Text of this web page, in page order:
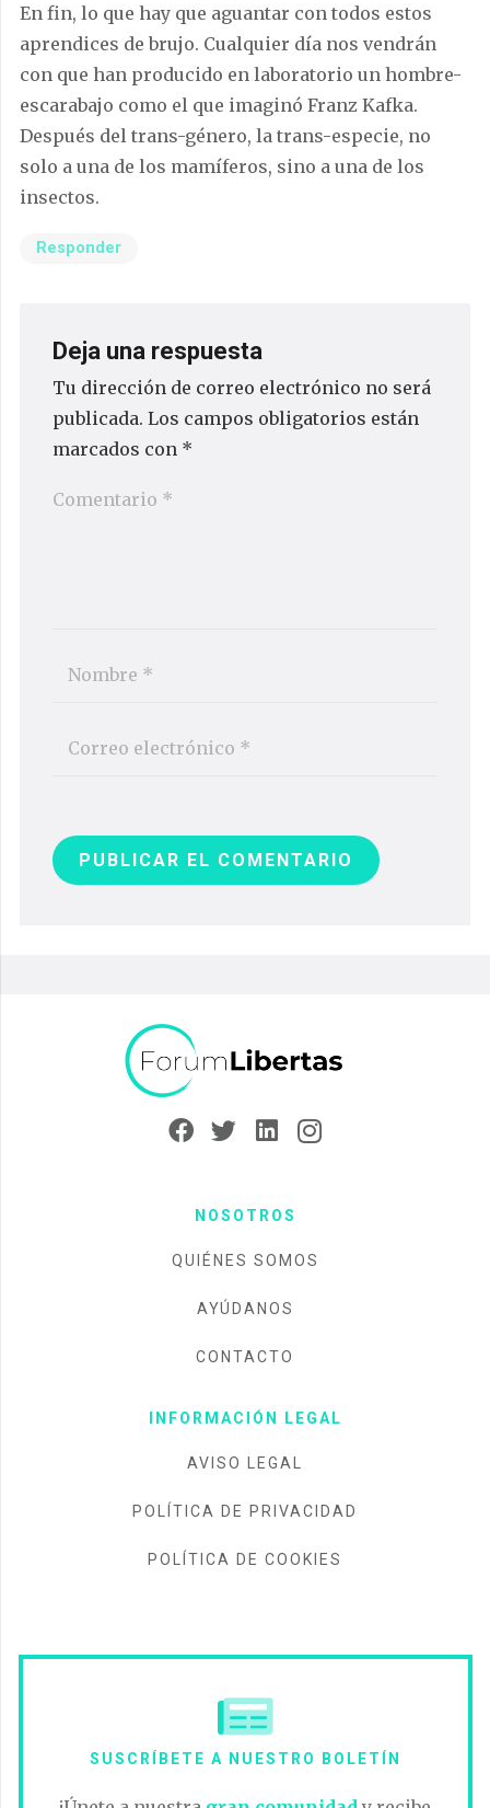
En fin, lo que hay que aguantar con todos estos
aprendices de brujo. Cualquier día nos vendrán
con que han producido en laboratorio un hombre-
escarabajo como el que imaginó Franz Kafka.
Después del trans-género, la trans-especie, no
solo a una de los mamíferos, sino a una de los
insectos.
Responder
Deja una respuesta
Tu dirección de correo electrónico no será
publicada. Los campos obligatorios están
marcados con *
PUBLICAR EL COMENTARIO
NOSOTROS
QUIÉNES SOMOS
AYÚDANOS
CONTACTO
INFORMACIÓN LEGAL
AVISO LEGAL
POLÍTICA DE PRIVACIDAD
POLÍTICA DE COOKIES
SUSCRÍBETE A NUESTRO BOLETÍN